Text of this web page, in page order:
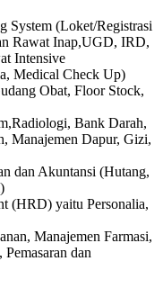
System (Loket/Registrasi
Rawat Inap,UGD, IRD,
Intensive
Medical Check Up)
Obat, Floor Stock,
Bank Darah,
Manajemen Dapur, Gizi,
dan Akuntansi (Hutang,
(HRD) yaitu Personalia,
Manajemen Farmasi,
dan